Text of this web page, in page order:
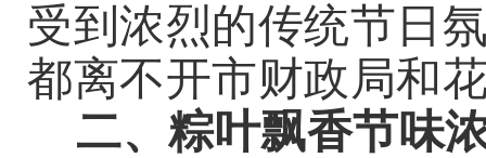
受到浓烈的传统节日
都离不开市财政局和
二、粽叶飘香节味